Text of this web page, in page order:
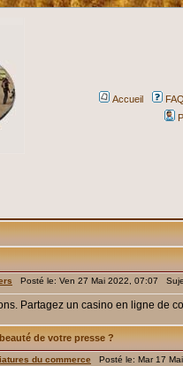
Accueil
Posté le: Ven 27 Mai 2022, 07:07
Partagez un casino en ligne de
de votre presse ?
du commerce Posté le: Mar 17